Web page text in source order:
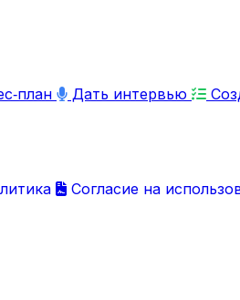
Дать интервью
Согласие на